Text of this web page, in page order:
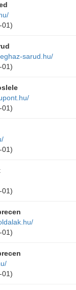
01)
sarud.hu/
01)
01)
01)
01)
01)
01)